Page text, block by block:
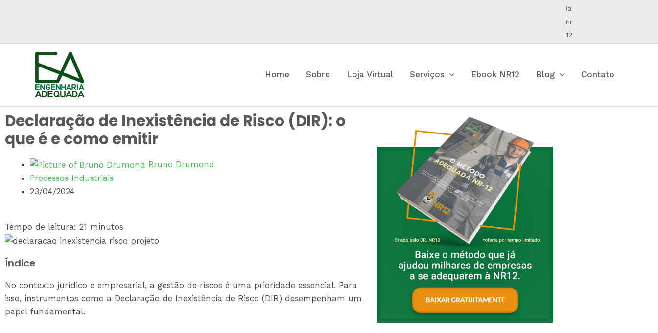
Home Sobre Loja Virtual Serviços Ebook NR12 Blog Contato
Declaração de Inexistência de Risco (DIR): o
que é e como emitir
Bruno Drumond
Processos Industriais
23/04/2024
Tempo de leitura: 21 minutos
Índice
No contexto jurídico e empresarial, a gestão de riscos é uma prioridade essencial. Para
isso, instrumentos como a Declaração de Inexistência de Risco (DIR) desempenham um
papel fundamental.